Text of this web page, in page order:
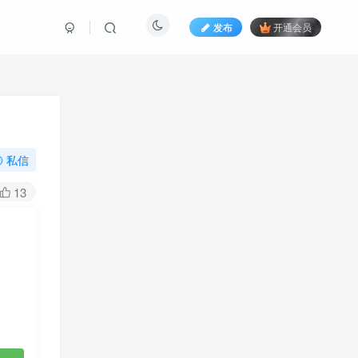
发布 开通会员
私信
13